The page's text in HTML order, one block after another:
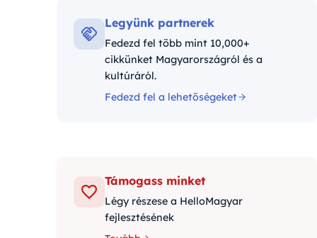
Legyünk partnerek
Fedezd fel több mint 10,000+
cikkünket Magyarországról és a
kultúráról.
Fedezd fel a lehetőségeket
Támogass minket
Légy részese a HelloMagyar
fejlesztésének